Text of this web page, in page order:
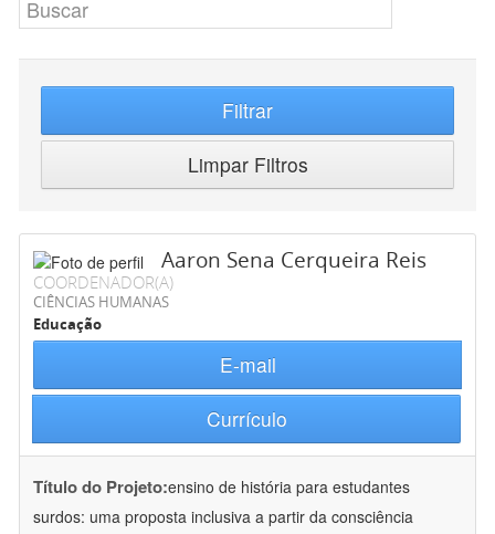
Filtrar
Limpar Filtros
Aaron Sena Cerqueira Reis
COORDENADOR(A)
CIÊNCIAS HUMANAS
Educação
E-mail
Currículo
Título do Projeto:ensino de história para estudantes
surdos: uma proposta inclusiva a partir da consciência